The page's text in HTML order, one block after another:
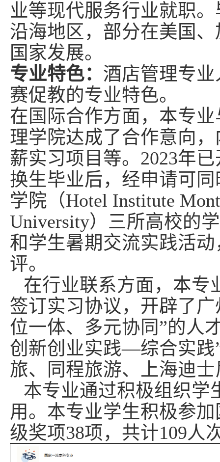
业等现代服务行业就职
沿海地区，部分在美国
国家发展。
专业特色： 酒店管理专
赛促教的专业特色。
在国际合作方面，本专
理学院达成了合作意向
薪实习项目等。 2023年已
换生毕业后，经申请可
学院（Hotel Institute
University）三所高校的
和学生暑期交流实践活
评。
在行业联系方面，本专
签订实习协议，开辟了
位一体、多元协同”的
创新创业实践—综合实践
旅、同程旅游、上海迪
本专业通过积极组织学
用。本专业学生积极参
级奖项38项，共计109人